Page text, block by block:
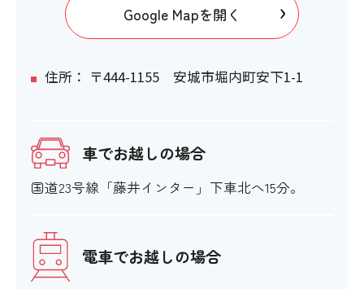
×
オストメイト対応
館内移動について
Google Mapを開く
住所： 〒444-1155 安城市堀内町安下1-1
車でお越しの場合
国道23号線「藤井インター」下車北へ15分。
電車でお越しの場合